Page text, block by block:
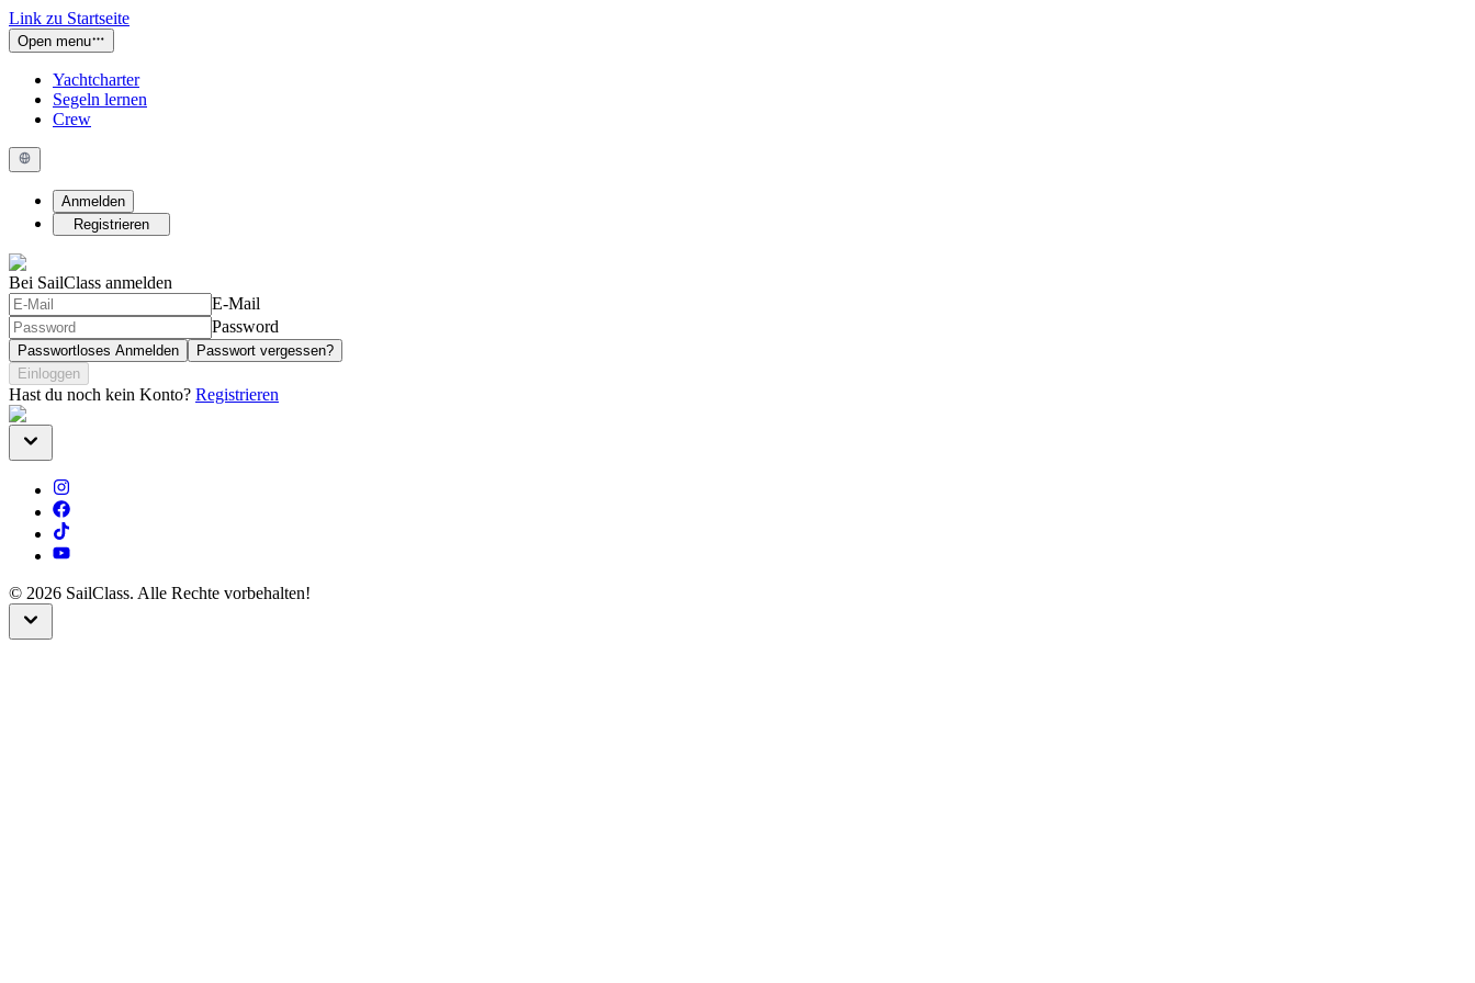
Link zu Startseite
Open menu
Yachtcharter
Segeln lernen
Crew
Anmelden
Registrieren
Bei SailClass anmelden
E-Mail
Password
Passwortloses Anmelden
Passwort vergessen?
Einloggen
Hast du noch kein Konto? Registrieren
© 2026 SailClass. Alle Rechte vorbehalten!